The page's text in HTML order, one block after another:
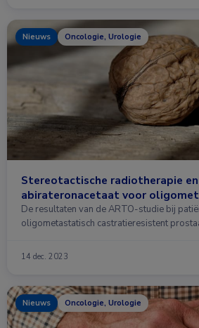
Nieuws Oncologie, Urologie
Stereotactische radiotherapie en
abirateronacetaat voor
De resultaten van de ARTO-studie bij
oligometastatisch castratieresistent
14 dec. 2023
Nieuws Oncologie, Urologie